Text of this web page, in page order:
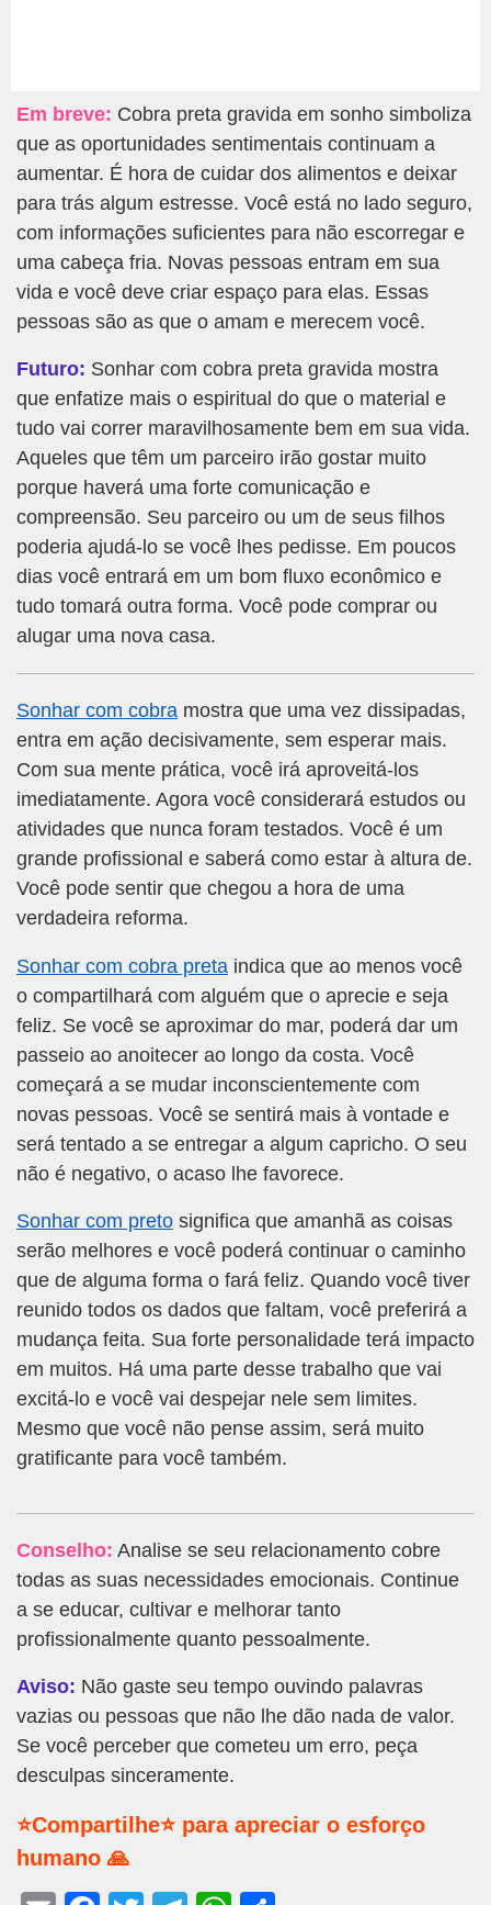
Em breve: Cobra preta gravida em sonho simboliza
que as oportunidades sentimentais continuam a
aumentar. É hora de cuidar dos alimentos e deixar
para trás algum estresse. Você está no lado seguro,
com informações suficientes para não escorregar e
uma cabeça fria. Novas pessoas entram em sua
vida e você deve criar espaço para elas. Essas
pessoas são as que o amam e merecem você.
Futuro: Sonhar com cobra preta gravida mostra
que enfatize mais o espiritual do que o material e
tudo vai correr maravilhosamente bem em sua vida.
Aqueles que têm um parceiro irão gostar muito
porque haverá uma forte comunicação e
compreensão. Seu parceiro ou um de seus filhos
poderia ajudá-lo se você lhes pedisse. Em poucos
dias você entrará em um bom fluxo econômico e
tudo tomará outra forma. Você pode comprar ou
alugar uma nova casa.
Sonhar com cobra mostra que uma vez dissipadas,
entra em ação decisivamente, sem esperar mais.
Com sua mente prática, você irá aproveitá-los
imediatamente. Agora você considerará estudos ou
atividades que nunca foram testados. Você é um
grande profissional e saberá como estar à altura de.
Você pode sentir que chegou a hora de uma
verdadeira reforma.
Sonhar com cobra preta indica que ao menos você
o compartilhará com alguém que o aprecie e seja
feliz. Se você se aproximar do mar, poderá dar um
passeio ao anoitecer ao longo da costa. Você
começará a se mudar inconscientemente com
novas pessoas. Você se sentirá mais à vontade e
será tentado a se entregar a algum capricho. O seu
não é negativo, o acaso lhe favorece.
Sonhar com preto significa que amanhã as coisas
serão melhores e você poderá continuar o caminho
que de alguma forma o fará feliz. Quando você tiver
reunido todos os dados que faltam, você preferirá a
mudança feita. Sua forte personalidade terá impacto
em muitos. Há uma parte desse trabalho que vai
excitá-lo e você vai despejar nele sem limites.
Mesmo que você não pense assim, será muito
gratificante para você também.
Conselho: Analise se seu relacionamento cobre
todas as suas necessidades emocionais. Continue
a se educar, cultivar e melhorar tanto
profissionalmente quanto pessoalmente.
Aviso: Não gaste seu tempo ouvindo palavras
vazias ou pessoas que não lhe dão nada de valor.
Se você perceber que cometeu um erro, peça
desculpas sinceramente.
⭐Compartilhe⭐ para apreciar o esforço
humano 🙏